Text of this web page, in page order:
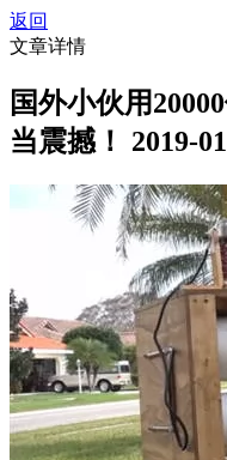
返回
文章详情
国外小伙用
当震撼！
2019-